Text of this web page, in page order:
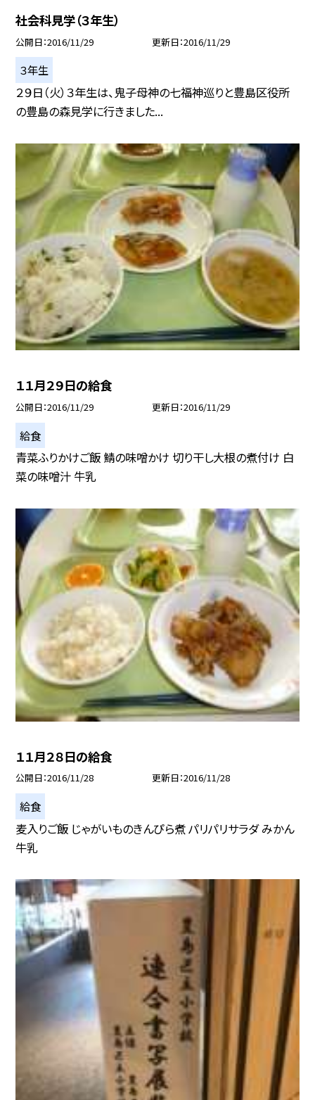
社会科見学（３年生）
公開日 2016/11/29 更新日 2016/11/29
３年生
２９日（火）３年生は、鬼子母神の七福神巡りと豊島区役所
の豊島の森見学に行きました...
１１月２９日の給食
公開日 2016/11/29 更新日 2016/11/29
給食
青菜ふりかけご飯 鯖の味噌かけ 切り干し大根の煮付け 白
菜の味噌汁 牛乳
１１月２８日の給食
公開日 2016/11/28 更新日 2016/11/28
給食
麦入りご飯 じゃがいものきんぴら煮 パリパリサラダ みかん
牛乳